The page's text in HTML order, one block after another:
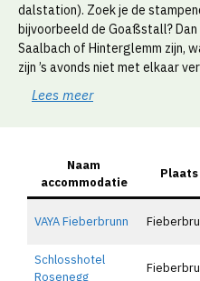
dalstation). Zoek je de
bijvoorbeeld de Goaßstall? Dan
Saalbach of Hinterglemm zijn,
zijn ’s avonds niet met elkaar
Lees meer
Naam
accommodatie
Plaats
VAYA Fieberbrunn
Schlosshotel
Rosenegg